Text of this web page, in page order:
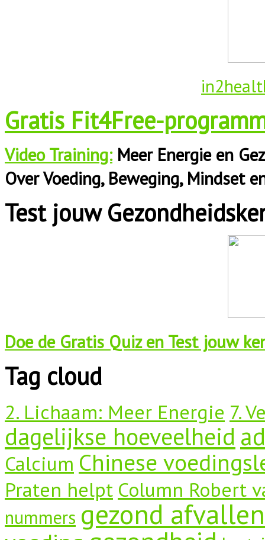
Gratis Fit4Free-
Video Training:Meer Energie en
Over Voeding, Beweging, Mindset
Test jouw
Doe de Gratis Quiz en Test jouw
Tag cloud
2. Lichaam: Meer Energie 7.
dagelijkse hoeveelheid
Calcium Chinese
Praten helpt Column Robert
nummers gezond afvallen